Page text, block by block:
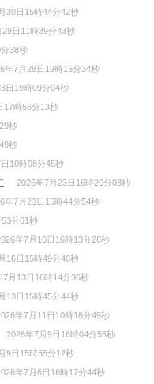
30日15時44分42秒
29日11時39分43秒
38秒
年7月28日19時16分34秒
日19時09分04秒
17時56分13秒
秒
秒
10時08分45秒
2026年7月23日16時20分03秒
年7月23日15時44分54秒
分01秒
年7月16日16時13分26秒
16日15時49分46秒
7月13日16時14分36秒
13日15時45分44秒
年7月11日10時18分49秒
2026年7月9日16時04分55秒
9日15時55分12秒
年7月6日16時17分44秒